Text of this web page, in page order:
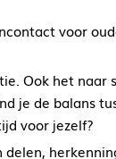
voor
Ook het naar
je de balans
voor jezelf?